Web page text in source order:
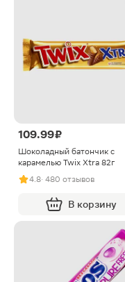
109.99 ₽
Шоколадный батончик с
карамелью Twix Xtra 82г
4.8· 480 отзывов
В корзину